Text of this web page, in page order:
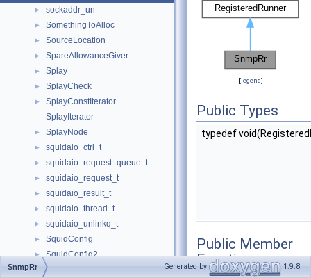
► sockaddr_un
► SomethingToAlloc
► SourceLocation
► SpareAllowanceGiver
► Splay
► SplayCheck
►
SplayConstIterator
SplayIterator
► SplayNode
► squidaio_ctrl_t
► squidaio_request_queue_t
► squidaio_request_t
► squidaio_result_t
► squidaio_thread_t
► squidaio_unlinkq_t
► SquidConfig
► SquidConfig2
► SquidMD5Context
[legend]
Public Types
typedef
Public Member
Functions
SnmpRr Generated by 1.9.8